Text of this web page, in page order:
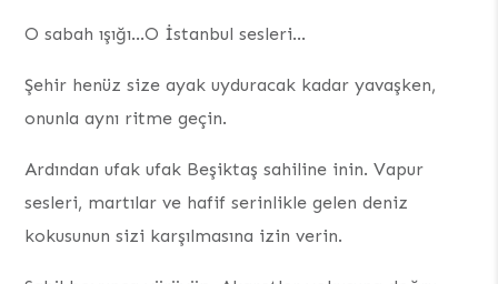
O sabah ışığı…O İstanbul sesleri…
Şehir henüz size ayak uyduracak kadar yavaşken,
onunla aynı ritme geçin.
Ardından ufak ufak Beşiktaş sahiline inin. Vapur
sesleri, martılar ve hafif serinlikle gelen deniz
kokusunun sizi karşılmasına izin verin.